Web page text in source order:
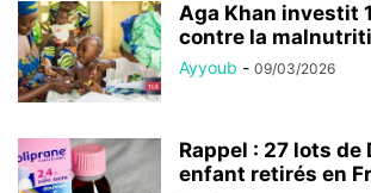
Aga Khan investit
contre la
Ayyoub - 09/03/2026
Rappel : 27 lots de
enfant retirés en